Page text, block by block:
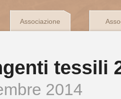
Associazione
tessili
2014